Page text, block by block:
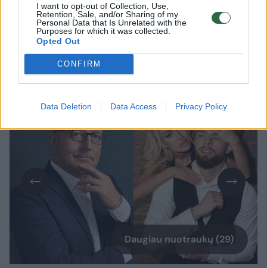
I want to opt-out of Collection, Use,
Retention, Sale, and/or Sharing of my
Personal Data that Is Unrelated with the
Purposes for which it was collected.
Opted Out
CONFIRM
Data Deletion Data Access Privacy Policy
kovotojo Dominyko Dirksčio (24 m.)
skyrybas. Dabar nuomonę apie garsios
poros išsiskyrimą išsakė televizijos laidų
vedėjas, prodiuseris Arūnas Valinskas (59
m.).
Daugiau nuotraukų (29)